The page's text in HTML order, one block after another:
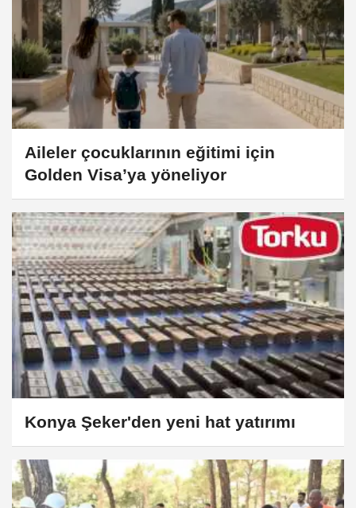
Aileler çocuklarının eğitimi için
Golden Visa’ya yöneliyor
Konya Şeker'den yeni hat yatırımı